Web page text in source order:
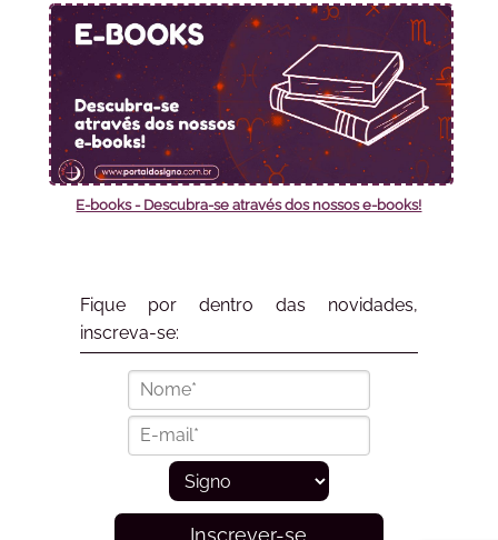
E-books - Descubra-se através dos nossos e-books!
Fique por dentro das novidades,
inscreva-se:
Inscrever-se